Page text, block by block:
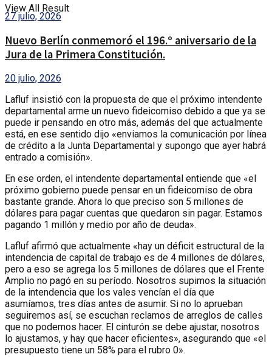
View All Result
27 julio, 2026
Nuevo Berlín conmemoró el 196.º aniversario de la
Jura de la Primera Constitución.
20 julio, 2026
Lafluf insistió con la propuesta de que el próximo intendente
departamental arme un nuevo fideicomiso debido a que ya se
puede ir pensando en otro más, además del que actualmente
está, en ese sentido dijo «enviamos la comunicación por línea
de crédito a la Junta Departamental y supongo que ayer habrá
entrado a comisión».
En ese orden, el intendente departamental entiende que «el
próximo gobierno puede pensar en un fideicomiso de obra
bastante grande. Ahora lo que preciso son 5 millones de
dólares para pagar cuentas que quedaron sin pagar. Estamos
pagando 1 millón y medio por año de deuda».
Lafluf afirmó que actualmente «hay un déficit estructural de la
intendencia de capital de trabajo es de 4 millones de dólares,
pero a eso se agrega los 5 millones de dólares que el Frente
Amplio no pagó en su período. Nosotros supimos la situación
de la intendencia que los vales vencían el día que
asumíamos, tres días antes de asumir. Si no lo aprueban
seguiremos así, se escuchan reclamos de arreglos de calles
que no podemos hacer. El cinturón se debe ajustar, nosotros
lo ajustamos, y hay que hacer eficientes», asegurando que «el
presupuesto tiene un 58% para el rubro 0».